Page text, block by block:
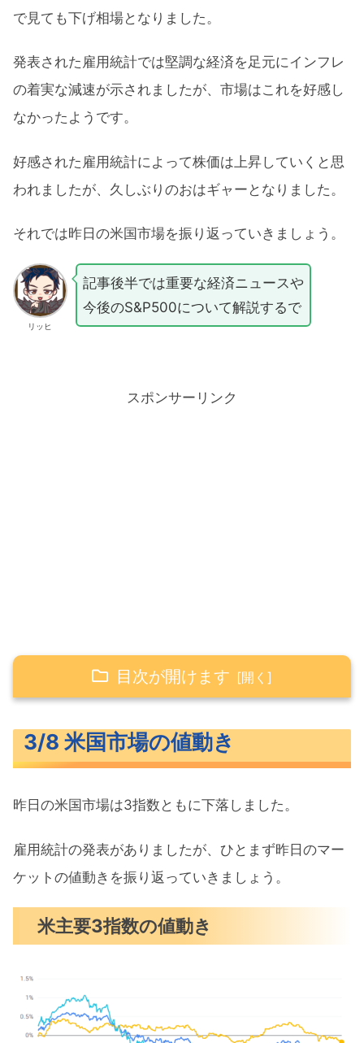
で見ても下げ相場となりました。
発表された雇用統計では堅調な経済を足元にインフレ
の着実な減速が示されましたが、市場はこれを好感し
なかったようです。
好感された雇用統計によって株価は上昇していくと思
われましたが、久しぶりのおはギャーとなりました。
それでは昨日の米国市場を振り返っていきましょう。
リッヒ
記事後半では重要な経済ニュースや
今後のS&P500について解説するで
スポンサーリンク
目次が開けます
米主要3指数の値動き
S&P500ヒートマップ
セクター別パフォーマンス
S&P500チャート分析
米国市場のトピックス
雇用者数は増加するも失業率は上昇
中国半導体ファンドに4兆円を調達
3月の注目イベントについて
3/8 米国市場の値動き
昨日の米国市場は3指数ともに下落しました。
雇用統計の発表がありましたが、ひとまず昨日のマー
ケットの値動きを振り返っていきましょう。
米主要3指数の値動き